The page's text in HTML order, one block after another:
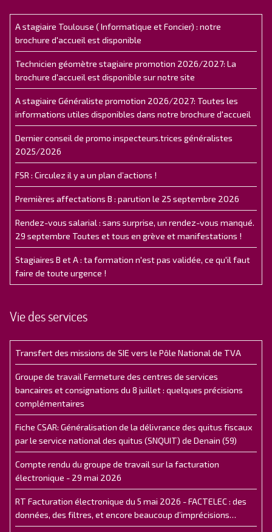
A stagiaire Toulouse ( Informatique et Foncier) : notre
brochure d'accueil est disponible
Technicien géomètre stagiaire promotion 2026/2027: La
brochure d'accueil est disponible sur notre site
A stagiaire Généraliste promotion 2026/2027: Toutes les
informations utiles disponibles dans notre brochure d'accueil
Dernier conseil de promo inspecteurs.trices généralistes
2025/2026
FSR : Circulez il y a un plan d’actions !
Premières affectations B : parution le 25 septembre 2026
Rendez-vous salarial : sans surprise, un rendez-vous manqué.
29 septembre Toutes et tous en grève et manifestations !
Stagiaires B et A : ta formation n'est pas validée, ce qu'il faut
faire de toute urgence !
Vie des services
Transfert des missions de SIE vers le Pôle National de TVA
Groupe de travail Fermeture des centres de services
bancaires et consignations du 8 juillet : quelques précisions
complémentaires
Fiche CSAR: Généralisation de la délivrance des quitus fiscaux
par le service national des quitus (SNQUIT) de Denain (59)
Compte rendu du groupe de travail sur la facturation
électronique - 29 mai 2026
RT Facturation électronique du 5 mai 2026 - FACTELEC : des
données, des filtres, et encore beaucoup d’imprécisions…